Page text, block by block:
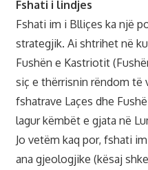
Fshati i lindjes
Fshati im i Blliçes ka një
strategjik. Ai shtrihet në
Fushën e Kastriotit
siç e thërrisnin rëndom të
fshatrave Laçes dhe
lagur këmbët e gjata në
Jo vetëm kaq por, fshati
ana gjeologjike (kësaj